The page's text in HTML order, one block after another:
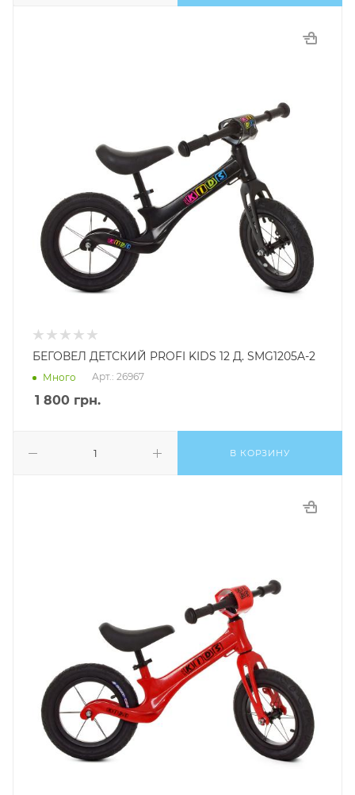
БЕГОВЕЛ ДЕТСКИЙ PROFI KIDS 12 Д. SMG1205A-2
Много Арт.: 26967
1 800 грн.
В КОРЗИНУ